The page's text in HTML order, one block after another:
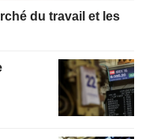
du travail et les